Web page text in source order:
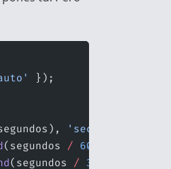
});
'second'
(segundos / 60
(segundos / 3600